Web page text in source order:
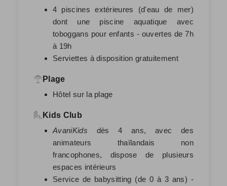
4 piscines extérieures (d'eau de mer)
dont une piscine aquatique avec
toboggans pour enfants - ouvertes de 7h
à 19h
Serviettes à disposition gratuitement
Plage
Hôtel sur la plage
Kids Club
AvaniKids dès 4 ans, avec des
animateurs thaïlandais non
francophones, dispose de plusieurs
espaces intérieurs
Service de babysitting (de 0 à 3 ans) -